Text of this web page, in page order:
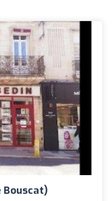
Bouscat)